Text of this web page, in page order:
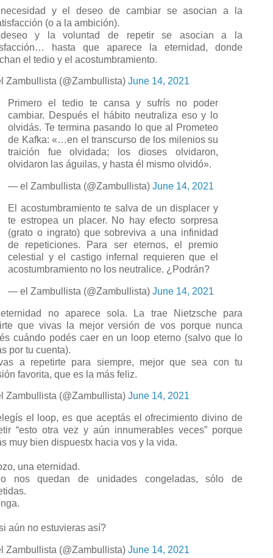
y el deseo de cambiar se asocian a la
(o a la ambición).
y la voluntad de repetir se asocian a la
hasta que aparece la eternidad, donde
el tedio y el acostumbramiento.
Zambullista (@Zambullista) June 14, 2021
Primero el tedio te cansa y sufrís no poder
cambiar. Después el hábito neutraliza eso y lo
olvidás. Te termina pasando lo que al Prometeo
de Kafka: «…en el transcurso de los milenios su
traición fue olvidada; los dioses olvidaron,
olvidaron las águilas, y hasta él mismo olvidó».
— el Zambullista (@Zambullista) June 14, 2021
El acostumbramiento te salva de un displacer y
te estropea un placer. No hay efecto sorpresa
(grato o ingrato) que sobreviva a una infinidad
de repeticiones. Para ser eternos, el premio
celestial y el castigo infernal requieren que el
acostumbramiento no los neutralice. ¿Podrán?
— el Zambullista (@Zambullista) June 14, 2021
no aparece sola. La trae Nietzsche para
que vivas la mejor versión de vos porque nunca
cuándo podés caer en un loop eterno (salvo que lo
por tu cuenta).
a repetirte para siempre, mejor que sea con tu
favorita, que es la más feliz.
Zambullista (@Zambullista) June 14, 2021
el loop, es que aceptás el ofrecimiento divino de
“esto otra vez y aún innumerables veces” porque
muy bien dispuestx hacia vos y la vida.
una eternidad.
nos quedan de unidades congeladas, sólo de
aún no estuvieras así?
Zambullista (@Zambullista) June 14, 2021